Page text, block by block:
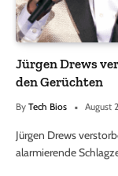
Jürgen Drews
den Gerüchten
By Tech Bios August
Jürgen Drews
alarmierende